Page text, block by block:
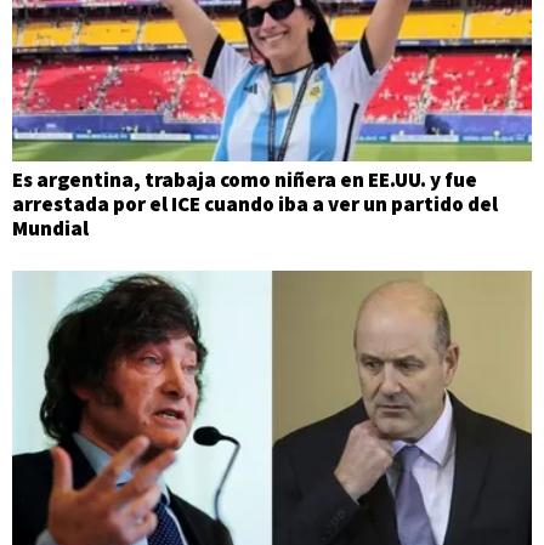
Es argentina, trabaja como niñera en EE.UU. y fue
arrestada por el ICE cuando iba a ver un partido del
Mundial